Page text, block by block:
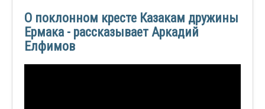
О поклонном кресте Казакам дружины
Ермака - рассказывает Аркадий
Елфимов